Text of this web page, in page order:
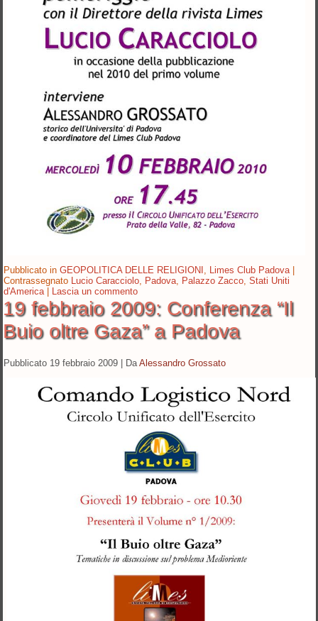
Pubblicato in GEOPOLITICA DELLE RELIGIONI , Limes Club Padova|
Contrassegnato Lucio Caracciolo, Padova, Palazzo Zacco,Stati Uniti
d'America| Lascia un commento
19 febbraio 2009: Conferenza “Il
Buio oltre Gaza” a Padova
Pubblicato 19 febbraio 2009 Da Alessandro Grossato